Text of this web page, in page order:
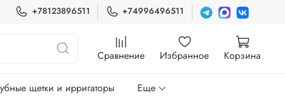
+78123896511 +74996496511
Сравнение Избранное Корзина
щетки и ирригаторы Еще